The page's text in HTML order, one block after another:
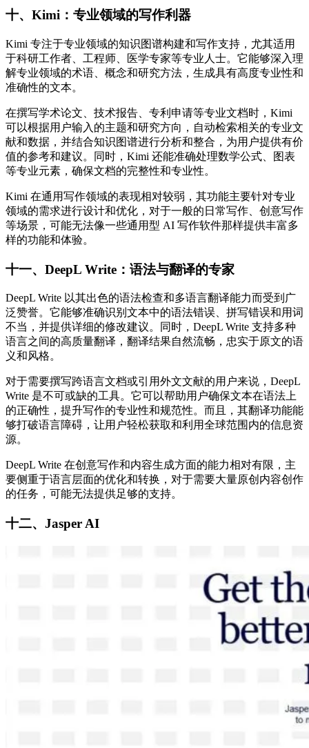
十、Kimi：专业领域的写作利器​
Kimi 专注于专业领域的知识图谱构建和写作支持，尤其适用
于科研工作者、工程师、医学专家等专业人士。它能够深入理
解专业领域的术语、概念和研究方法，生成具有高度专业性和
准确性的文本。​
在撰写学术论文、技术报告、专利申请等专业文档时，Kimi
可以根据用户输入的主题和研究方向，自动检索相关的专业文
献和数据，并结合知识图谱进行分析和整合，为用户提供有价
值的参考和建议。同时，Kimi 还能准确处理数学公式、图表
等专业元素，确保文档的完整性和专业性。​
Kimi 在通用写作领域的表现相对较弱，其功能主要针对专业
领域的需求进行设计和优化，对于一般的日常写作、创意写作
等场景，可能无法像一些通用型 AI 写作软件那样提供丰富多
样的功能和体验。​
十一、DeepL Write：语法与翻译的专家​
DeepL Write 以其出色的语法检查和多语言翻译能力而受到广
泛赞誉。它能够准确识别文本中的语法错误、拼写错误和用词
不当，并提供详细的修改建议。同时，DeepL Write 支持多种
语言之间的高质量翻译，翻译结果自然流畅，忠实于原文的语
义和风格。​
对于需要撰写跨语言文档或引用外文文献的用户来说，DeepL
Write 是不可或缺的工具。它可以帮助用户确保文本在语法上
的正确性，提升写作的专业性和规范性。而且，其翻译功能能
够打破语言障碍，让用户轻松获取和利用全球范围内的信息资
源。​
DeepL Write 在创意写作和内容生成方面的能力相对有限，主
要侧重于语言层面的优化和转换，对于需要大量原创内容创作
的任务，可能无法提供足够的支持。
十二、Jasper AI